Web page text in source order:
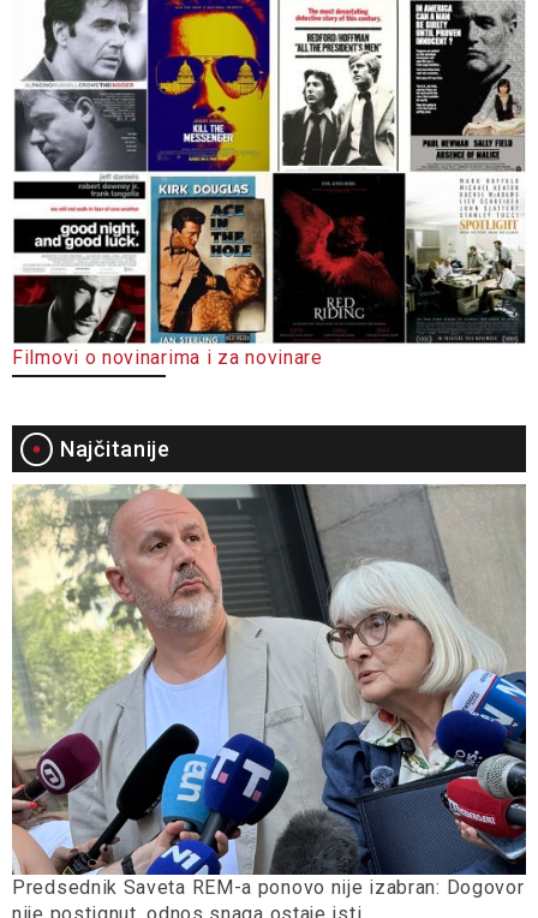
Filmovi o novinarima i za novinare
Najčitanije
Predsednik Saveta REM-a ponovo nije izabran: Dogovor